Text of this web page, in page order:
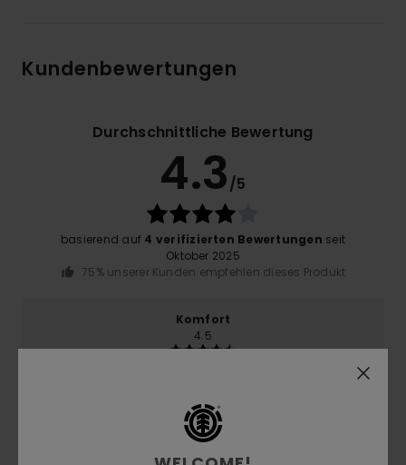
Kundenbewertungen
Durchschnittliche Bewertung
4.3/5
basierend auf 4 verifizierten Bewertungen seit
Oktober 2025
75% unserer Kunden empfehlen dieses Produkt
Komfort
4.5
3.5